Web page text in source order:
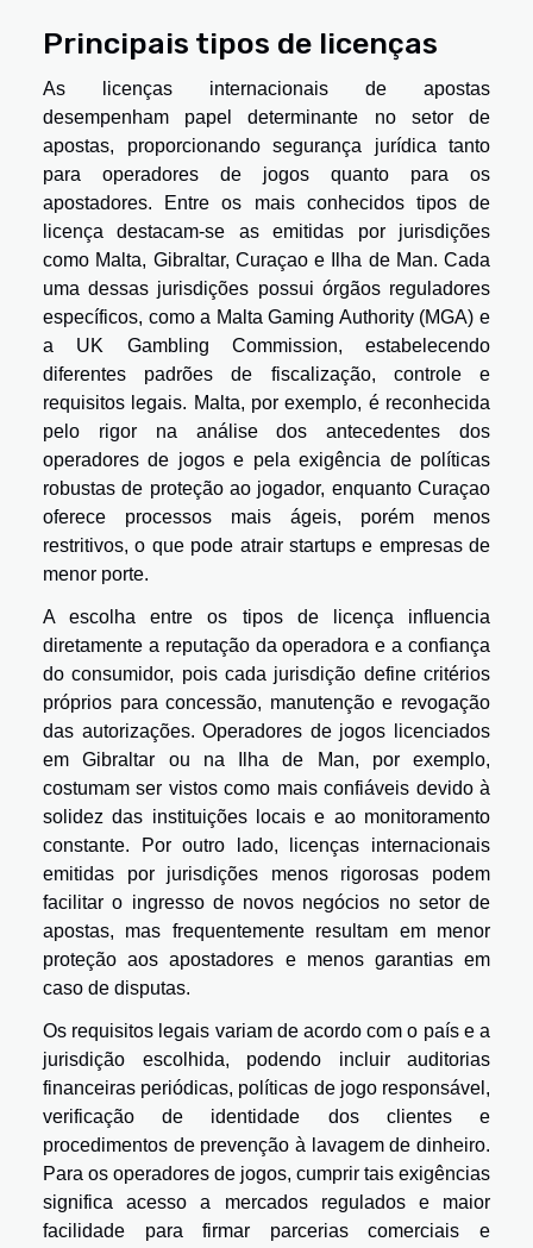
Principais tipos de licenças
As licenças internacionais de apostas
desempenham papel determinante no setor de
apostas, proporcionando segurança jurídica tanto
para operadores de jogos quanto para os
apostadores. Entre os mais conhecidos tipos de
licença destacam-se as emitidas por jurisdições
como Malta, Gibraltar, Curaçao e Ilha de Man. Cada
uma dessas jurisdições possui órgãos reguladores
específicos, como a Malta Gaming Authority (MGA) e
a UK Gambling Commission, estabelecendo
diferentes padrões de fiscalização, controle e
requisitos legais. Malta, por exemplo, é reconhecida
pelo rigor na análise dos antecedentes dos
operadores de jogos e pela exigência de políticas
robustas de proteção ao jogador, enquanto Curaçao
oferece processos mais ágeis, porém menos
restritivos, o que pode atrair startups e empresas de
menor porte.
A escolha entre os tipos de licença influencia
diretamente a reputação da operadora e a confiança
do consumidor, pois cada jurisdição define critérios
próprios para concessão, manutenção e revogação
das autorizações. Operadores de jogos licenciados
em Gibraltar ou na Ilha de Man, por exemplo,
costumam ser vistos como mais confiáveis devido à
solidez das instituições locais e ao monitoramento
constante. Por outro lado, licenças internacionais
emitidas por jurisdições menos rigorosas podem
facilitar o ingresso de novos negócios no setor de
apostas, mas frequentemente resultam em menor
proteção aos apostadores e menos garantias em
caso de disputas.
Os requisitos legais variam de acordo com o país e a
jurisdição escolhida, podendo incluir auditorias
financeiras periódicas, políticas de jogo responsável,
verificação de identidade dos clientes e
procedimentos de prevenção à lavagem de dinheiro.
Para os operadores de jogos, cumprir tais exigências
significa acesso a mercados regulados e maior
facilidade para firmar parcerias comerciais e